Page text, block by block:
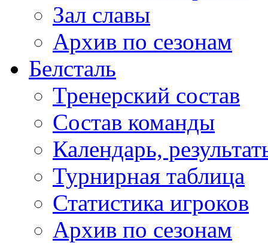
Зал славы
Архив по сезонам
Белсталь
Тренерский состав
Состав команды
Календарь,
Турнирная таблица
Статистика игроков
Архив по сезонам